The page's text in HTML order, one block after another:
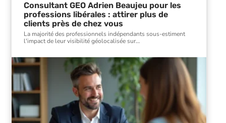
Consultant GEO Adrien Beaujeu pour les
professions libérales : attirer plus de
clients près de chez vous
La majorité des professionnels indépendants sous-estiment
l'impact de leur visibilité géolocalisée sur…